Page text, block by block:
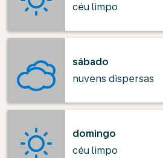
céu limpo
sábado
nuvens dispersas
domingo
céu limpo